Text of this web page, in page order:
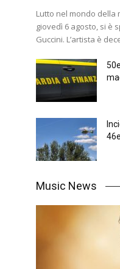
Lutto nel mondo della
giovedì 6 agosto, si è
Guccini. L’artista è
Music News